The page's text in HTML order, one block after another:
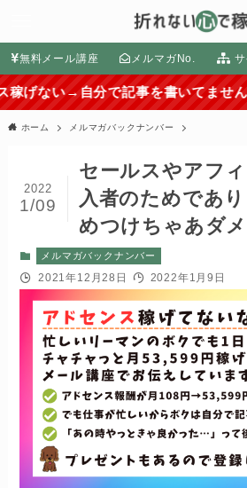
無料メール講座 メルマガNo.
分で記事を書いてませんか？→ラ
ホーム メルマガバックナンバー
セールスやアフ
入者のためであ
めつけちゃあダ
2022
1/09
メルマガバックナンバー
2021年12月28日 2022年1月9日